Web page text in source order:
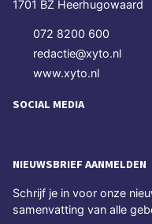
1701 BZ Heerhugowaard
072 8200 600
redactie@xyto.nl
www.xyto.nl
SOCIAL MEDIA
NIEUWSBRIEF AANMELDEN
Schrijf je in voor onze
samenvatting van alle